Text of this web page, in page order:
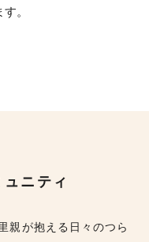
。
ュニティ
親が抱える日々のつら